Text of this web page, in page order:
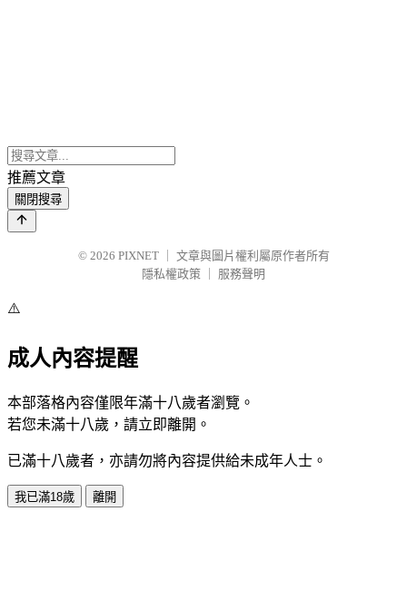
推薦文章
關閉搜尋
© 2026 PIXNET
文章與圖片權利屬原作者所有
隱私權政策
服務聲明
⚠️
成人內容提醒
本部落格內容僅限年滿十八歲者瀏覽。
若您未滿十八歲，請立即離開。
已滿十八歲者，亦請勿將內容提供給未成年人士。
我已滿18歲 離開